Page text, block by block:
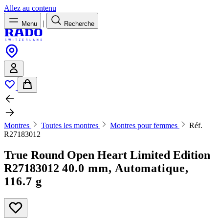
Allez au contenu
Menu | Recherche
Montres Toutes les montres Montres pour femmes
Réf.
R27183012
True Round Open Heart Limited Edition
R27183012 40.0 mm, Automatique,
116.7 g